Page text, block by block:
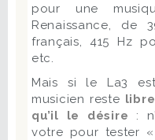
pour une
Renaissance, de
français, 415 Hz
etc.
Mais si le La3
musicien reste
qu’il le désire :
votre pour tester